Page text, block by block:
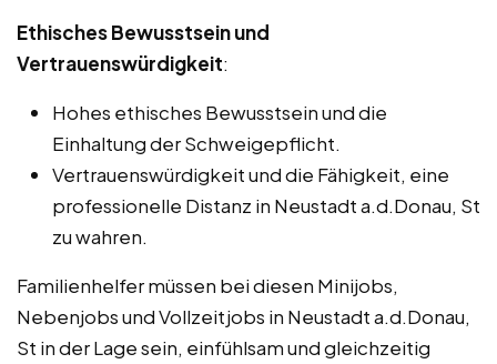
Ethisches Bewusstsein und
Vertrauenswürdigkeit:
Hohes ethisches Bewusstsein und die
Einhaltung der Schweigepflicht.
Vertrauenswürdigkeit und die Fähigkeit, eine
professionelle Distanz in Neustadt a.d.Donau, St
zu wahren.
Familienhelfer müssen bei diesen Minijobs,
Nebenjobs und Vollzeitjobs in Neustadt a.d.Donau,
St in der Lage sein, einfühlsam und gleichzeitig